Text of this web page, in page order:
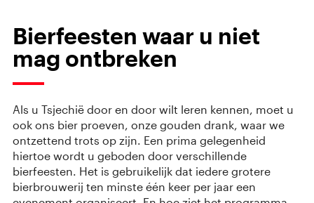
Bierfeesten waar u niet
mag ontbreken
Als u Tsjechië door en door wilt leren kennen, moet u
ook ons bier proeven, onze gouden drank, waar we
ontzettend trots op zijn. Een prima gelegenheid
hiertoe wordt u geboden door verschillende
bierfeesten. Het is gebruikelijk dat iedere grotere
bierbrouwerij ten minste één keer per jaar een